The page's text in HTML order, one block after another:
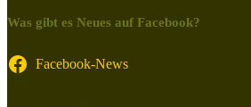
Was gibt es Neues auf Facebook?
Facebook-News